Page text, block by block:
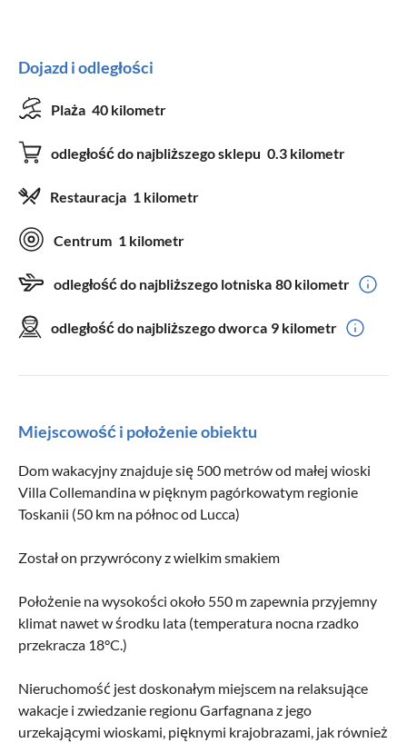
Dojazd i odległości
Plaża 40 kilometr
odległość do najbliższego sklepu 0.3 kilometr
Restauracja 1 kilometr
Centrum 1 kilometr
odległość do najbliższego lotniska 80 kilometr
odległość do najbliższego dworca 9 kilometr
Miejscowość i położenie obiektu
Dom wakacyjny znajduje się 500 metrów od małej wioski
Villa Collemandina w pięknym pagórkowatym regionie
Toskanii (50 km na północ od Lucca)
Został on przywrócony z wielkim smakiem
Położenie na wysokości około 550 m zapewnia przyjemny
klimat nawet w środku lata (temperatura nocna rzadko
przekracza 18°C.)
Nieruchomość jest doskonałym miejscem na relaksujące
wakacje i zwiedzanie regionu Garfagnana z jego
urzekającymi wioskami, pięknymi krajobrazami, jak również